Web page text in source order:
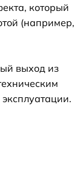
который
(например,
выход из